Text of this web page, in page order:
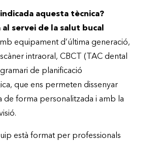
aquesta tècnica?
servei de la salut bucal
equipament d’última generació,
intraoral, CBCT (TAC dental
de planificació
que ens permeten dissenyar
de forma personalitzada i amb la
està format per professionals